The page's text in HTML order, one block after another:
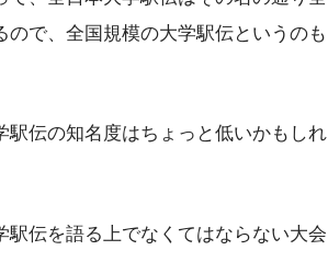
で、全国規模の大学駅伝というのも
駅伝の知名度はちょっと低いかもしれ
伝を語る上でなくてはならない大会